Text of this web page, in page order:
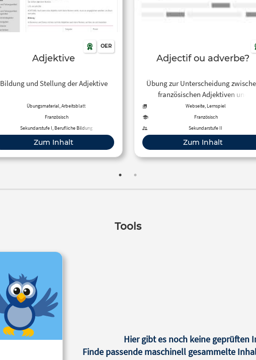
OER
Adjektive
Bildung und Stellung der Adjektive
Übungsmaterial, Arbeitsblatt
Französisch
Sekundarstufe I, Berufliche Bildung
Zum Inhalt
Adjectif ou adverbe?
Übung zur Unterscheidung
französischen Adjektiven und
Adverbien.
Webseite, Lernspiel
Französisch
Sekundarstufe II
Zum Inhalt
Tools
Hier gibt es noch keine geprüften
Finde passende maschinell gesammelte